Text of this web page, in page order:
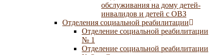
обслуживания на дому детей-
инвалидов и детей с ОВЗ
Отделения социальной реабилитации
Отделение социальной реабилитации
№ 1
Отделение социальной реабилитации